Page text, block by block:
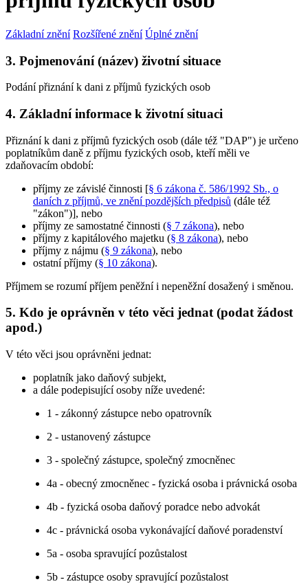
Základní znění Rozšířené znění Úplné znění
3. Pojmenování (název) životní situace
Podání přiznání k dani z příjmů fyzických osob
4. Základní informace k životní situaci
Přiznání k dani z příjmů fyzických osob (dále též "DAP") je určeno
poplatníkům daně z příjmu fyzických osob, kteří měli ve
zdaňovacím období:
příjmy ze závislé činnosti [§ 6 zákona č. 586/1992 Sb., o
daních z příjmů, ve znění pozdějších předpisů (dále též
"zákon")], nebo
příjmy ze samostatné činnosti (§ 7 zákona), nebo
příjmy z kapitálového majetku (§ 8 zákona), nebo
příjmy z nájmu (§ 9 zákona), nebo
ostatní příjmy (§ 10 zákona).
Příjmem se rozumí příjem peněžní i nepeněžní dosažený i směnou.
5. Kdo je oprávněn v této věci jednat (podat žádost
apod.)
V této věci jsou oprávněni jednat:
poplatník jako daňový subjekt,
a dále podepisující osoby níže uvedené:
1 - zákonný zástupce nebo opatrovník
2 - ustanovený zástupce
3 - společný zástupce, společný zmocněnec
4a - obecný zmocněnec - fyzická osoba i právnická osoba
4b - fyzická osoba daňový poradce nebo advokát
4c - právnická osoba vykonávající daňové poradenství
5a - osoba spravující pozůstalost
5b - zástupce osoby spravující pozůstalost